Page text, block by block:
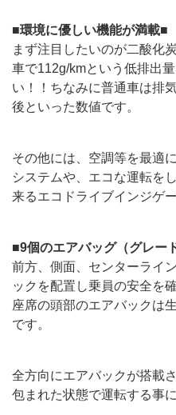
■環境に優しい機能が満載■
まず注目したいのが二酸化
車で112g/kmという低排出
い！！ちなみに普通車は排
後といった数値です。
その他には、空調等を最適
システムや、エコな運転を
来るエコドライブインジゲ
■9個のエアバッグ（グレー
前方、側面、センターライ
ックを配置し乗員の安全を
座席の頭部のエアバックは
です。
全方向にエアバックが搭載
包まれた状態で運転する事